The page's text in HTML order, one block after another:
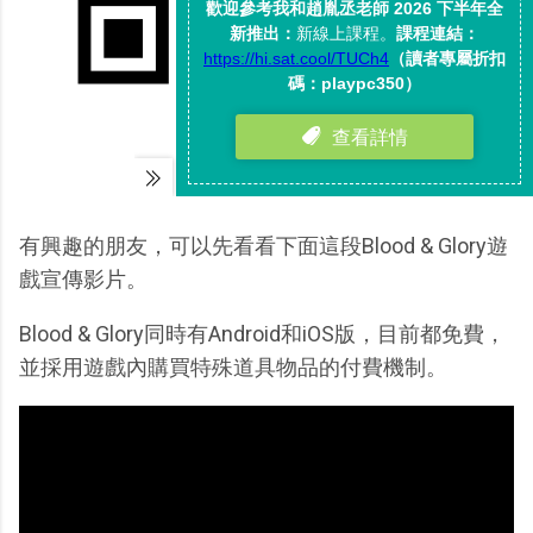
有興趣的朋友，可以先看看下面這段Blood & Glory遊
戲宣傳影片。
Blood & Glory同時有Android和iOS版，目前都免費，
並採用遊戲內購買特殊道具物品的付費機制。